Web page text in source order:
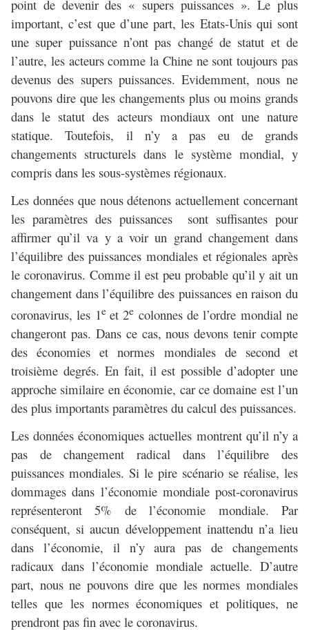
point de devenir des « supers puissances ». Le plus
important, c’est que d’une part, les Etats-Unis qui sont
une super puissance n’ont pas changé de statut et de
l’autre, les acteurs comme la Chine ne sont toujours pas
devenus des supers puissances. Evidemment, nous ne
pouvons dire que les changements plus ou moins grands
dans le statut des acteurs mondiaux ont une nature
statique. Toutefois, il n’y a pas eu de grands
changements structurels dans le système mondial, y
compris dans les sous-systèmes régionaux.
Les données que nous détenons actuellement concernant
les paramètres des puissances sont suffisantes pour
affirmer qu’il va y a voir un grand changement dans
l’équilibre des puissances mondiales et régionales après
le coronavirus. Comme il est peu probable qu’il y ait un
changement dans l’équilibre des puissances en raison du
coronavirus, les 1e et 2e colonnes de l’ordre mondial ne
changeront pas. Dans ce cas, nous devons tenir compte
des économies et normes mondiales de second et
troisième degrés. En fait, il est possible d’adopter une
approche similaire en économie, car ce domaine est l’un
des plus importants paramètres du calcul des puissances.
Les données économiques actuelles montrent qu’il n’y a
pas de changement radical dans l’équilibre des
puissances mondiales. Si le pire scénario se réalise, les
dommages dans l’économie mondiale post-coronavirus
représenteront 5% de l’économie mondiale. Par
conséquent, si aucun développement inattendu n’a lieu
dans l’économie, il n’y aura pas de changements
radicaux dans l’économie mondiale actuelle. D’autre
part, nous ne pouvons dire que les normes mondiales
telles que les normes économiques et politiques, ne
prendront pas fin avec le coronavirus.